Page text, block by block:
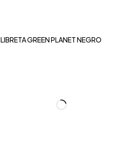
LIBRETA GREEN PLANET NEGRO